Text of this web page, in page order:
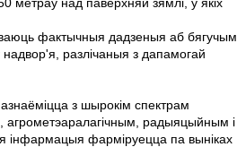
фактычныя дадзеныя аб бягучым
надвор'я, разлічаныя з дапамогай
з шырокім спектрам
агрометэаралагічным, радыяцыйным і
інфармацыя фарміруецца па выніках